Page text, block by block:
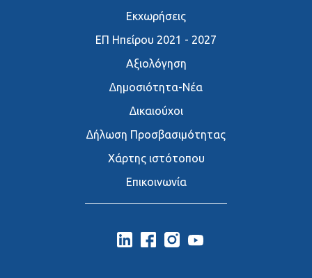
Εκχωρήσεις
ΕΠ Ηπείρου 2021 - 2027
Αξιολόγηση
∆ημοσιότητα-Νέα
∆ικαιούχοι
∆ήλωση Προσβασιμότητας
Χάρτης ιστότοπου
Επικοινωνία